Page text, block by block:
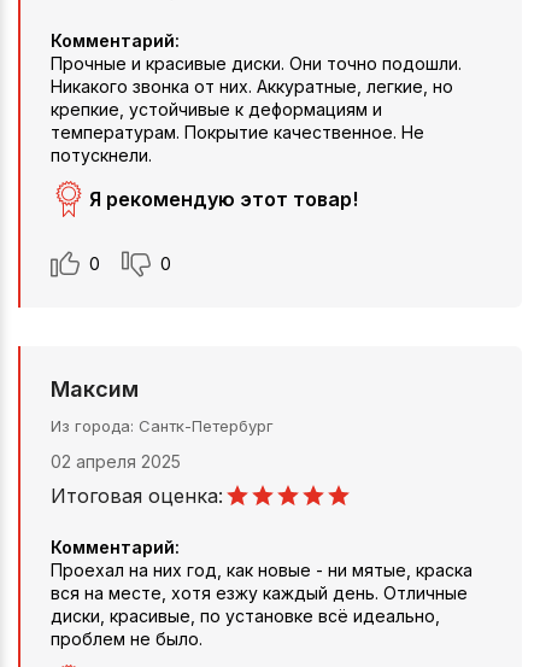
Комментарий:
Прочные и красивые диски. Они точно подошли.
Никакого звонка от них. Аккуратные, легкие, но
крепкие, устойчивые к деформациям и
температурам. Покрытие качественное. Не
потускнели.
Я рекомендую этот товар!
0 0
Максим
Из города Сантк-Петербург
02 апреля 2025
Итоговая оценка:
Комментарий:
Проехал на них год, как новые - ни мятые, краска
вся на месте, хотя езжу каждый день. Отличные
диски, красивые, по установке всё идеально,
проблем не было.